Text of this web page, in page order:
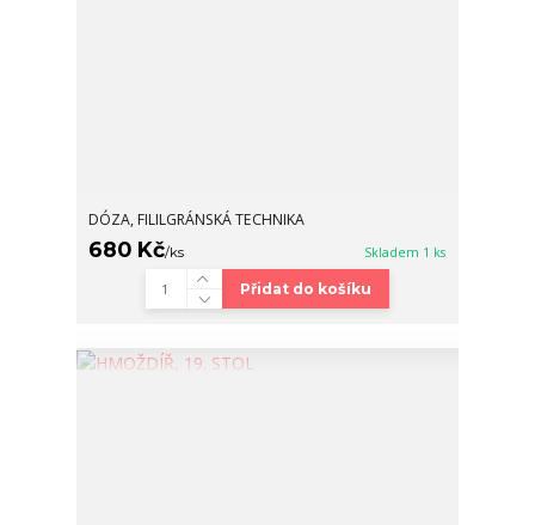
DÓZA, FILILGRÁNSKÁ TECHNIKA
680 Kč/ks Skladem 1 ks
Přidat do košíku